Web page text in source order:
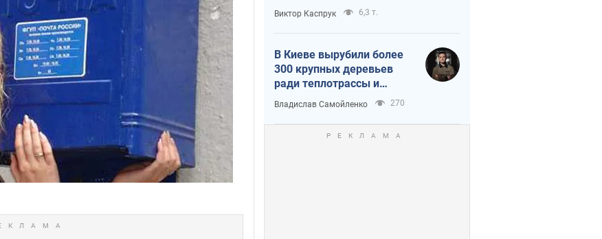
Виктор Каспрук 6,3 т.
В Киеве вырубили более
300 крупных деревьев
ради теплотрассы и
вопреки Генплану
Владислав Самойленко 270